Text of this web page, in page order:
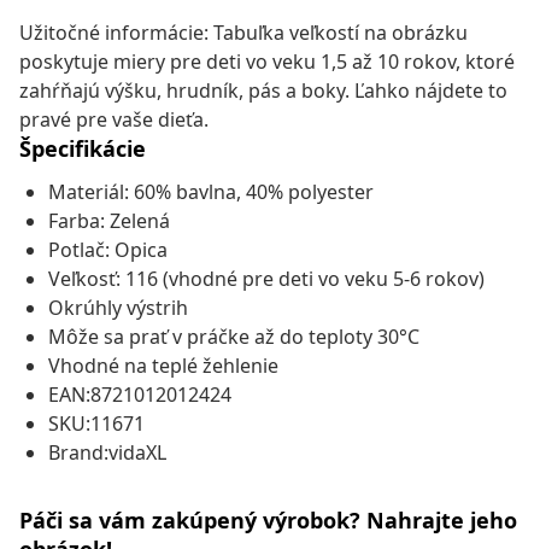
Užitočné informácie: Tabuľka veľkostí na obrázku
poskytuje miery pre deti vo veku 1,5 až 10 rokov, ktoré
zahŕňajú výšku, hrudník, pás a boky. Ľahko nájdete to
pravé pre vaše dieťa.
Špecifikácie
Materiál: 60% bavlna, 40% polyester
Farba: Zelená
Potlač: Opica
Veľkosť: 116 (vhodné pre deti vo veku 5-6 rokov)
Okrúhly výstrih
Môže sa prať v práčke až do teploty 30°C
Vhodné na teplé žehlenie
EAN:8721012012424
SKU:11671
Brand:vidaXL
Páči sa vám zakúpený výrobok? Nahrajte jeho